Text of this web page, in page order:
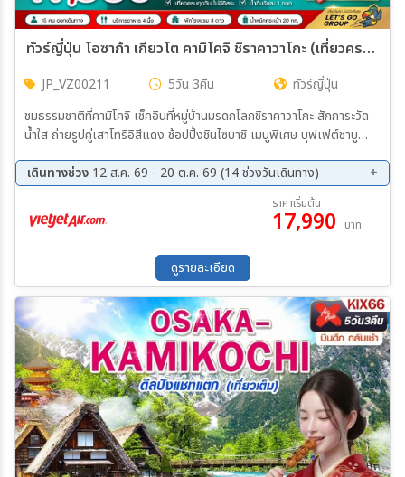
ทัวร์ญี่ปุ่น โอซาก้า เกียวโต คามิโคจิ ชิราคาวาโกะ (เที่ยวครบทุกวัน) 5วัน 3คืน (VZ)
JP_VZ00211 5วัน 3คืน
ทัวร์ญี่ปุ่น
ชมธรรมชาติที่คามิโคจิ เช็คอินที่หมู่บ้านมรดกโลกชิราคาวาโกะ สักการะวัด
น้ำใส ถ่ายรูปคู่เสาโทริอิสีแดง ช้อปปิ้งชินไซบาชิ เมนูพิเศษ บุฟเฟต์ชาบู
เดินทางช่วง 12 ส.ค. 69 - 20 ต.ค. 69 (14 ช่วงวันเดินทาง)
19 ส.ค. 69 - 23 ส.ค. 69
02 ก.ย. 69 - 06 ก.ย. 69
04 ก.ย. 69 - 08 ก.ย. 69
11 ก.ย. 69 - 15 ก.ย. 69
23 ก.ย. 69 - 27 ก.ย. 69
02 ต.ค. 69 - 06 ต.ค. 69
07 ต.ค. 69 - 11 ต.ค. 69
09 ต.ค. 69 - 13 ต.ค. 69
14 ต.ค. 69 - 18 ต.ค. 69
16 ต.ค. 69 - 20 ต.ค. 69
ราคาเริ่มต้น
17,990 บาท
ดูรายละเอียด